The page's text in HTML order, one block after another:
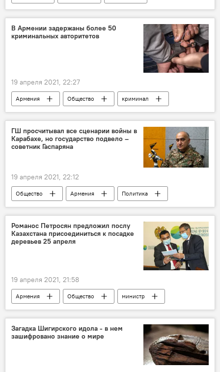
коронавирус
туризм
В Армении задержаны более 50
криминальных авторитетов
19 апреля 2021, 22:27
Армения Общество
криминал
полиция
ГШ просчитывал все сценарии войны в
Карабахе, но государство подвело –
советник Гаспаряна
19 апреля 2021, 22:12
Общество Армения
Политика
Оник Гаспарян
сценарий
Новости Армения
война
Романос Петросян предложил послу
Казахстана присоединиться к посадке
деревьев 25 апреля
19 апреля 2021, 21:58
Армения Общество
министр
дерево
посольство экология
Загадка Шигирского идола - в нем
зашифровано знание о мире